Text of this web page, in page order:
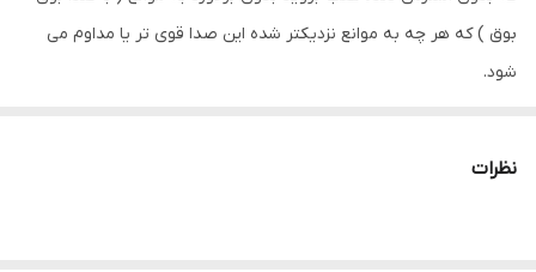
بوق ) که هر چه به موانع نزدیکتر شده این صدا قوی تر یا مداوم می
شود.
نظرات